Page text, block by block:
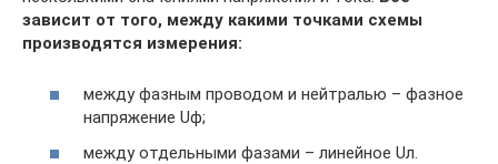
зависит от того, между какими точками схемы
производятся измерения:
между фазным проводом и нейтралью – фазное
напряжение Uф;
между отдельными фазами – линейное Uл.